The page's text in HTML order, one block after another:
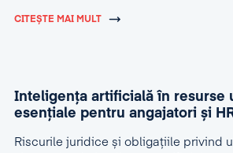
CITEȘTE MAI MULT
Inteligența artificială în resurse
esențiale pentru angajatori și
Riscurile juridice și obligațiile privind